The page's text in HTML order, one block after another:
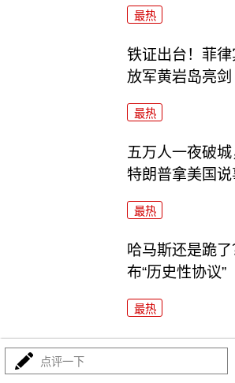
最热
铁证出台！菲
放军黄岩岛亮剑
最热
五万人一夜破城
特朗普拿美国说
最热
哈马斯还是跪
布“历史性协议”
最热
炸电厂锁死波斯湾！特朗普要对
点评一下